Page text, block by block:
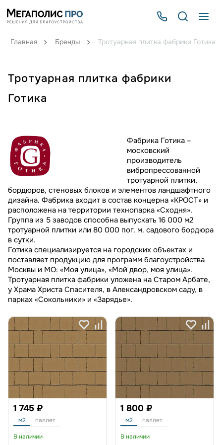
Главная Бренды Тротуарная плитка фабрики Готика
Тротуарная плитка фабрики
Готика
Фабрика Готика –
московский
производитель
вибропрессованной
тротуарной плитки,
бордюров, стеновых блоков и элементов ландшафтного
дизайна. Фабрика входит в состав концерна «КРОСТ» и
расположена на территории технопарка «Сходня».
Группа из 5 заводов способна выпускать 16 000 м2
тротуарной плитки или 80 000 пог. м. садового бордюра
в сутки.
Готика специализируется на городских объектах и
поставляет продукцию для программ благоустройства
Москвы и МО: «Моя улица», «Мой двор, моя улица».
Тротуарная плитка фабрики уложена на Старом Арбате,
у Храма Христа Спасителя, в Александровском саду, в
парках «Сокольники» и «Зарядье».
1 745 ₽
м2 паллет
В наличии
1 800 ₽
м2 паллет
В наличии